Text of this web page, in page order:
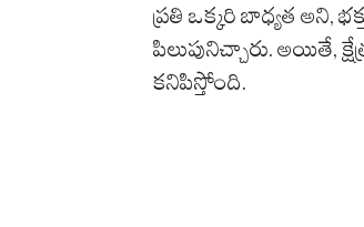
ప్రతి ఒక్కరి బాధ్యత అని,
పిలుపునిచ్చారు. అయితే,
కనిపిస్తోంది.